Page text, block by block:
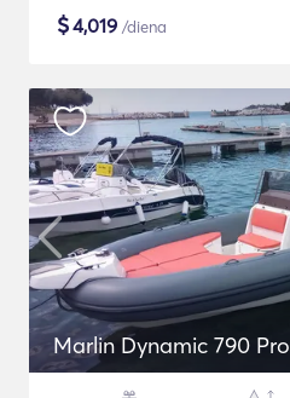
$4,019 /diena
Marlin Dynamic 790 Pro